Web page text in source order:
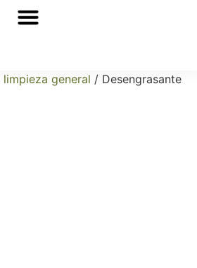
general / Desengrasante